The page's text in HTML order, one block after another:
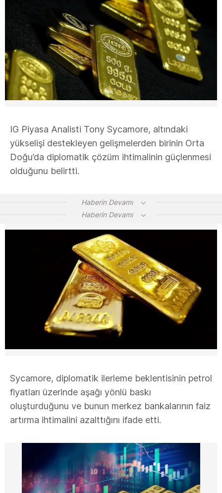
IG Piyasa Analisti Tony Sycamore, altındaki
yükselişi destekleyen gelişmelerden birinin Orta
Doğu’da diplomatik çözüm ihtimalinin güçlenmesi
olduğunu belirtti.
Haberin Devamı
Haberin Devamı
Sycamore, diplomatik ilerleme beklentisinin petrol
fiyatları üzerinde aşağı yönlü baskı
oluşturduğunu ve bunun merkez bankalarının faiz
artırma ihtimalini azalttığını ifade etti.